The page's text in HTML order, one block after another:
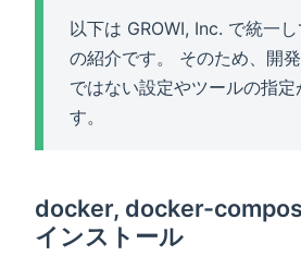
以下は GROWI, Inc. で統一
の紹介です。 そのため、開
ではない設定やツールの指定
す。
docker, docker-
インストール